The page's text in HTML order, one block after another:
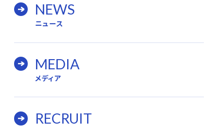
NEWS
ニュース
MEDIA
メディア
RECRUIT